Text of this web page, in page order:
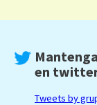
en
Tweets by